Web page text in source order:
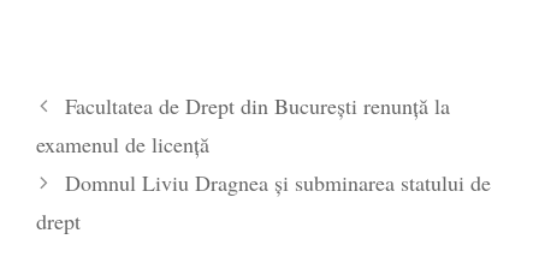
Facultatea de Drept din București renunță la
examenul de licență
Domnul Liviu Dragnea și subminarea statului de
drept